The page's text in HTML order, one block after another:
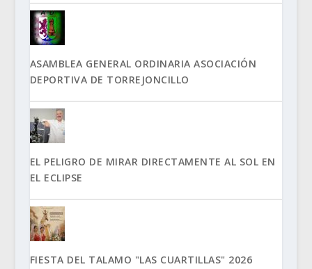
ASAMBLEA GENERAL ORDINARIA ASOCIACIÓN
DEPORTIVA DE TORREJONCILLO
EL PELIGRO DE MIRAR DIRECTAMENTE AL SOL EN
EL ECLIPSE
FIESTA DEL TALAMO "LAS CUARTILLAS" 2026